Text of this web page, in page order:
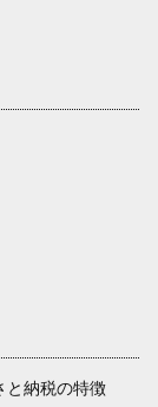
と納税の特徴